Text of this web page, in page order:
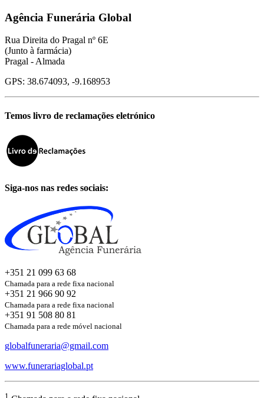
Agência Funerária Global
Rua Direita do Pragal nº 6E
(Junto à farmácia)
Pragal - Almada
GPS: 38.674093, -9.168953
Temos livro de reclamações eletrónico
Siga-nos nas redes sociais:
+351 21 099 63 68
Chamada para a rede fixa nacional
+351 21 966 90 92
Chamada para a rede fixa nacional
+351 91 508 80 81
Chamada para a rede móvel nacional
globalfuneraria@gmail.com
www.funerariaglobal.pt
1